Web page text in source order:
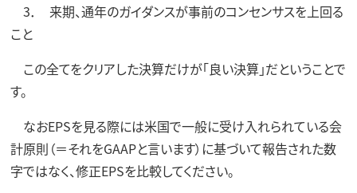
3． 来期、通年のガイダンスが事前のコンセンサスを上回る
こと
この全てをクリアした決算だけが「良い決算」だということで
す。
なおEPSを見る際には米国で一般に受け入れられている会
計原則（＝それをGAAPと言います）に基づいて報告された数
字ではなく、修正EPSを比較してください。